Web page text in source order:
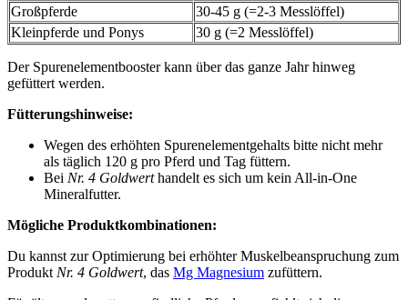
Großpferde
30-45 g (=2-3 Messlöffel)
Kleinpferde und Ponys
30 g (=2 Messlöffel)
Der Spurenelementbooster kann über das ganze Jahr hinweg
gefüttert werden.
Fütterungshinweise:
Wegen des erhöhten Spurenelementgehalts bitte nicht mehr
als täglich 120 g pro Pferd und Tag füttern.
Bei Nr. 4 Goldwerthandelt es sich um kein All-in-One
Mineralfutter.
Mögliche Produktkombinationen:
Du kannst zur Optimierung bei erhöhter Muskelbeanspruchung zum
Produkt Nr. 4 Goldwert, das Mg Magnesium zufüttern.